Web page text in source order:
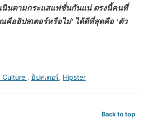
นินตามกระแสแฟชั่นกันแน่ ตรงนี้คนที่
คือฮิปสเตอร์หรือไม่' ได้ดีที่สุดคือ‘ตัว
Culture , ฮิปสเตอร์, Hipster
Back to top